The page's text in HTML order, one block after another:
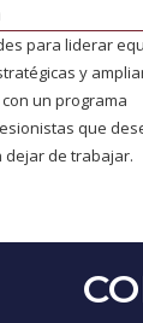
para liderar
y
un programa
que
dejar de trabajar.